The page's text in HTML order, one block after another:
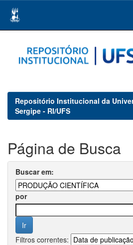
navigation
Repositório Institucional da
Sergipe - RI/UFS
Página de Busca
Buscar em:
por
Filtros correntes: